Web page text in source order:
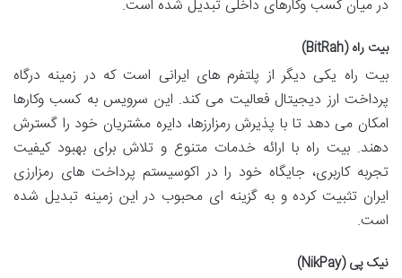
در میان کسب وکارهای داخلی تبدیل شده است.
بیت راه (BitRah)
بیت راه یکی دیگر از پلتفرم های ایرانی است که در زمینه درگاه
پرداخت ارز دیجیتال فعالیت می کند. این سرویس به کسب وکارها
امکان می دهد تا با پذیرش رمزارزها، دایره مشتریان خود را گسترش
دهند. بیت راه با ارائه خدمات متنوع و تلاش برای بهبود کیفیت
تجربه کاربری، جایگاه خود را در اکوسیستم پرداخت های رمزارزی
ایران تثبیت کرده و به گزینه ای محبوب در این زمینه تبدیل شده
است.
نیک پی (NikPay)